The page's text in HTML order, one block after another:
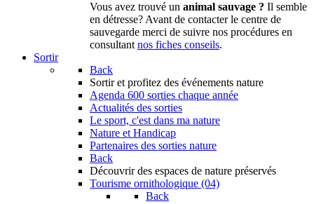
Vous avez trouvé un animal sauvage ? Il semble
en détresse? Avant de contacter le centre de
sauvegarde merci de suivre nos procédures en
consultant nos fiches conseils.
Sortir
Back
Sortir et profitez des événements nature
Agenda 600 sorties chaque année
Actualités des sorties
Le sport, c'est dans ma nature
Nature et Handicap
Partenaires des sorties nature
Back
Découvrir des espaces de nature préservés
Tourisme ornithologique (04)
Back